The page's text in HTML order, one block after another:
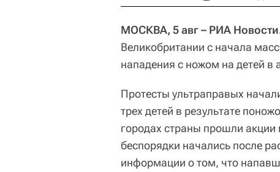
МОСКВА, 5 авг – РИА
Великобритании с начала
нападения с ножом на детей в
Протесты ультраправых
трех детей в результате
городах страны прошли
беспорядки начались после
информации о том, что